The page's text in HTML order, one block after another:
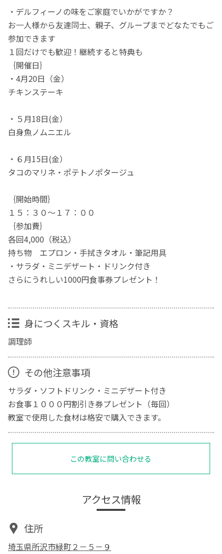
・デルフィーノの味をご家庭でいかがですか？
お一人様から友達同士、親子、グループまでどなたでもご
参加できます
１回だけでも歓迎！継続すると特典も
｛開催日｝
・4月20日（金）
チキンステーキ
・５月18日(金）
白身魚ノムニエル
・６月15日(金）
タコのマリネ・ポテトノポタージュ
｛開始時間｝
１５：３０～１７：００
｛参加費｝
各回4,000（税込）
持ち物 エプロン・手拭きタオル・筆記用具
・サラダ・ミニデザート・ドリンク付き
さらにうれしい1000円食事券プレゼント！
身につくスキル・資格
調理師
その他注意事項
サラダ・ソフトドリンク・ミニデザート付き
お食事１０００円割引き券プレゼント（毎回）
教室で使用した食材は格安で購入できます。
この教室に問い合わせる
アクセス情報
住所
埼玉県所沢市緑町２－５－９